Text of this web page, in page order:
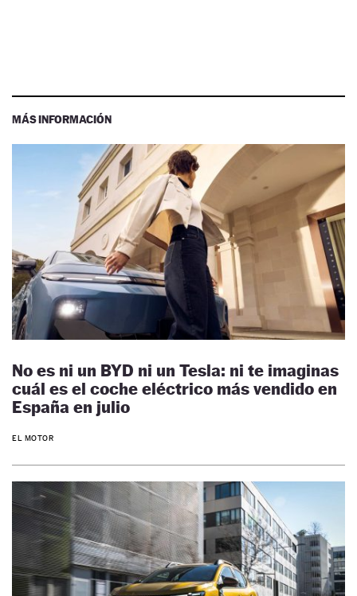
MÁS INFORMACIÓN
No es ni un BYD ni un Tesla: ni te imaginas
cuál es el coche eléctrico más vendido en
España en julio
EL MOTOR